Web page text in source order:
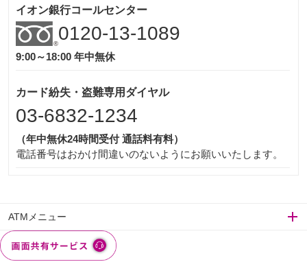
イオン銀行コールセンター
0120-13-1089
9:00～18:00 年中無休
カード紛失・盗難専用ダイヤル
03-6832-1234
（年中無休24時間受付 通話料有料）
電話番号はおかけ間違いのないようにお願いいたします。
ATMメニュー